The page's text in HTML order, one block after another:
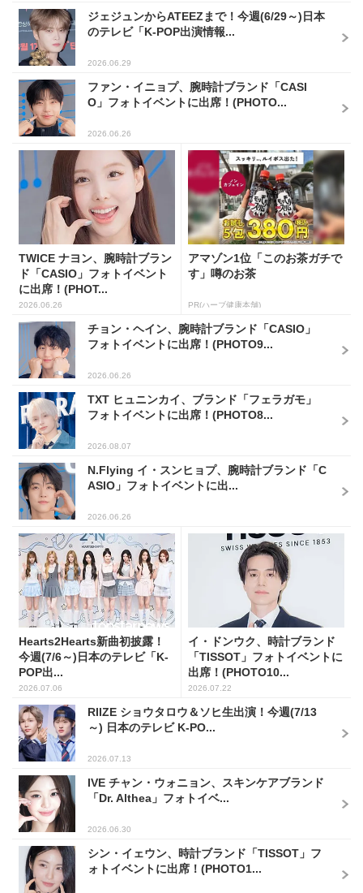
ジェジュンからATEEZまで！今週(6/29～)日本
のテレビ「K-POP出演情報...
2026.06.29
ファン・イニョプ、腕時計ブランド「CASI
O」フォトイベントに出席！(PHOTO...
2026.06.26
TWICE ナヨン、腕時計ブラン
ド「CASIO」フォトイベント
に出席！(PHOT...
2026.06.26
アマゾン1位「このお茶ガチで
す」噂のお茶
PR(ハーブ健康本舗)
チョン・ヘイン、腕時計ブランド「CASIO」
フォトイベントに出席！(PHOTO9...
2026.06.26
TXT ヒュニンカイ、ブランド「フェラガモ」
フォトイベントに出席！(PHOTO8...
2026.08.07
N.Flying イ・スンヒョプ、腕時計ブランド「C
ASIO」フォトイベントに出...
2026.06.26
Hearts2Hearts新曲初披露！
今週(7/6～)日本のテレビ「K-
POP出...
2026.07.06
イ・ドンウク、時計ブランド
「TISSOT」フォトイベントに
出席！(PHOTO10...
2026.07.22
RIIZE ショウタロウ＆ソヒ生出演！今週(7/13
～) 日本のテレビ K-PO...
2026.07.13
IVE チャン・ウォニョン、スキンケアブランド
「Dr. Althea」フォトイベ...
2026.06.30
シン・イェウン、時計ブランド「TISSOT」フ
ォトイベントに出席！(PHOTO1...